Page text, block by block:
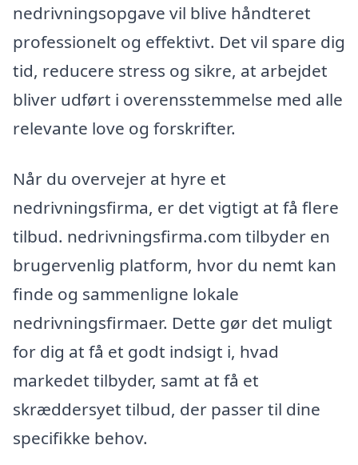
nedrivningsopgave vil blive håndteret
professionelt og effektivt. Det vil spare dig
tid, reducere stress og sikre, at arbejdet
bliver udført i overensstemmelse med alle
relevante love og forskrifter.
Når du overvejer at hyre et
nedrivningsfirma, er det vigtigt at få flere
tilbud. nedrivningsfirma.com tilbyder en
brugervenlig platform, hvor du nemt kan
finde og sammenligne lokale
nedrivningsfirmaer. Dette gør det muligt
for dig at få et godt indsigt i, hvad
markedet tilbyder, samt at få et
skræddersyet tilbud, der passer til dine
specifikke behov.